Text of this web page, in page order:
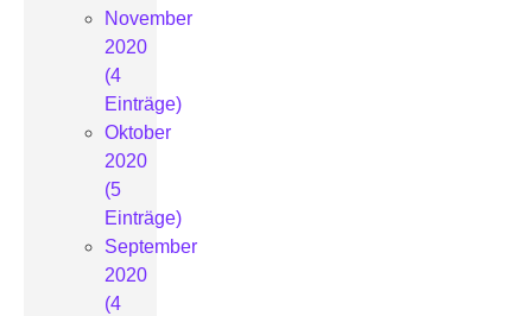
November
2020
(4
Einträge)
Oktober
2020
(5
Einträge)
September
2020
(4